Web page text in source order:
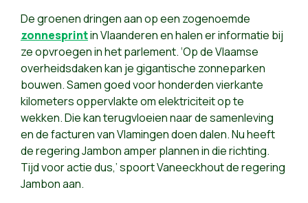
De groenen dringen aan op een zogenoemde
zonnesprintin Vlaanderen en halen er informatie bij
ze opvroegen in het parlement. ‘Op de Vlaamse
overheidsdaken kan je gigantische zonneparken
bouwen. Samen goed voor honderden vierkante
kilometers oppervlakte om elektriciteit op te
wekken. Die kan terugvloeien naar de samenleving
en de facturen van Vlamingen doen dalen. Nu heeft
de regering Jambon amper plannen in die richting.
Tijd voor actie dus,’ spoort Vaneeckhout de regering
Jambon aan.